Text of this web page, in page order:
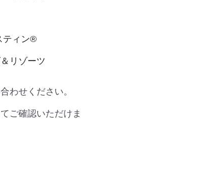
ティン®
リゾーツ
わせください。
ご確認いただけま